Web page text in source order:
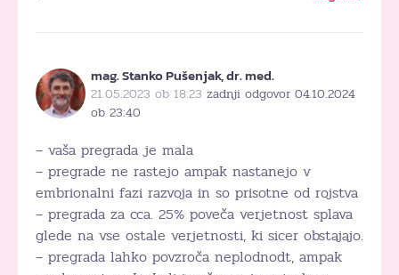
mag. Stanko Pušenjak, dr. med.
21.05.2023 ob 18:23 zadnji odgovor 04.10.2024
ob 23:40
– vaša pregrada je mala
– pregrade ne rastejo ampak nastanejo v
embrionalni fazi razvoja in so prisotne od rojstva
– pregrada za cca. 25% poveča verjetnost splava
glede na vse ostale verjetnosti, ki sicer obstajajo.
– pregrada lahko povzroča neplodnodt, ampak